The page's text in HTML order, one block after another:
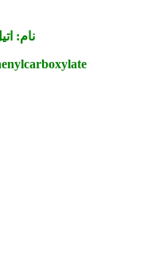
نام: اتیل 4′- متوکسی -4-